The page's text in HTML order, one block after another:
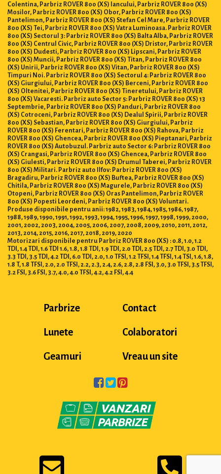
Colentina, Parbriz ROVER 800 (XS) Iancului, Parbriz ROVER 800 (XS)
Mosilor, Parbriz ROVER 800 (XS) Obor, Parbriz ROVER 800 (XS)
Pantelimon, Parbriz ROVER 800 (XS) Stefan Cel Mare, Parbriz ROVER
800 (XS) Tei, Parbriz ROVER 800 (XS) Vatra Luminoasa. Parbriz ROVER
800 (XS) Sectorul 3: Parbriz ROVER 800 (XS) Balta Alba, Parbriz ROVER
800 (XS) Centrul Civic, Parbriz ROVER 800 (XS) Dristor, Parbriz ROVER
800 (XS) Dudesti, Parbriz ROVER 800 (XS) Lipscani, Parbriz ROVER
800 (XS) Muncii, Parbriz ROVER 800 (XS) Titan, Parbriz ROVER 800
(XS) Unirii, Parbriz ROVER 800 (XS) Vitan, Parbriz ROVER 800 (XS)
Timpuri Noi. Parbriz ROVER 800 (XS) Sectorul 4: Parbriz ROVER 800
(XS) Giurgiului, Parbriz ROVER 800 (XS) Berceni, Parbriz ROVER 800
(XS) Oltenitei, Parbriz ROVER 800 (XS) Tineretului, Parbriz ROVER
800 (XS) Vacaresti. Parbriz auto Sector 5: Parbriz ROVER 800 (XS) 13
Septembrie, Parbriz ROVER 800 (XS) Panduri, Parbriz ROVER 800
(XS) Cotroceni, Parbriz ROVER 800 (XS) Dealul Spirii, Parbriz ROVER
800 (XS) Sebastian, Parbriz ROVER 800 (XS) Giurgiului, Parbriz
ROVER 800 (XS) Ferentari, Parbriz ROVER 800 (XS) Rahova, Parbriz
ROVER 800 (XS) Ghencea, Parbriz ROVER 800 (XS) Pieptanari, Parbriz
ROVER 800 (XS) Autobuzul. Parbriz auto Sector 6: Parbriz ROVER 800
(XS) Crangasi, Parbriz ROVER 800 (XS) Ghencea, Parbriz ROVER 800
(XS) Giulesti, Parbriz ROVER 800 (XS) Drumul Taberei, Parbriz ROVER
800 (XS) Militari. Parbriz auto Ilfov: Parbriz ROVER 800 (XS)
Bragadiru, Parbriz ROVER 800 (XS) Buftea, Parbriz ROVER 800 (XS)
Chitila, Parbriz ROVER 800 (XS) Magurele, Parbriz ROVER 800 (XS)
Otopeni, Parbriz ROVER 800 (XS) Oras Pantelimon, Parbriz ROVER
800 (XS) Popesti Leordeni, Parbriz ROVER 800 (XS) Voluntari.
Produse disponibile pentru anii: 1982, 1983, 1984, 1985, 1986, 1987,
1988, 1989, 1990, 1991, 1992, 1993, 1994, 1995, 1996, 1997, 1998, 1999, 2000,
2001, 2002, 2003, 2004, 2005, 2006, 2007, 2008, 2009, 2010, 2011, 2012,
2013, 2014, 2015, 2016, 2017, 2018, 2019, 2020
Motorizari disponibile pentru Parbriz ROVER 800 (XS) : 0.8, 1.0, 1.2
TDI, 1.4 TDI, 1.6 TDI 1.6, 1.8, 1.8 TDI, 1.9 TDI, 2.0 TDI, 2.5 TDI, 2.7 TDI, 3.0 TDI,
3.3 TDI, 3.5 TDI, 4.2 TDI, 6.0 TDI, 2.0, 1.0 TFSI, 1.2 TFSI, 1.4 TFSI, 1.4 TSI, 1.6, 1.8,
1.8 T, 1.8 TFSI, 2.0, 2.0 TFSI, 2.2, 2.3, 2.4, 2.6, 2.8, 2.8 FSI, 3.0, 3.0 TFSI, 3.5 TFSI,
3.2 FSI, 3.6 FSI, 3.7, 4.0, 4.0 TFSI, 4.2, 4.2 FSI, 4.4
Parbrize
Lunete
Geamuri
Contact
Colaboratori
Vreau un site